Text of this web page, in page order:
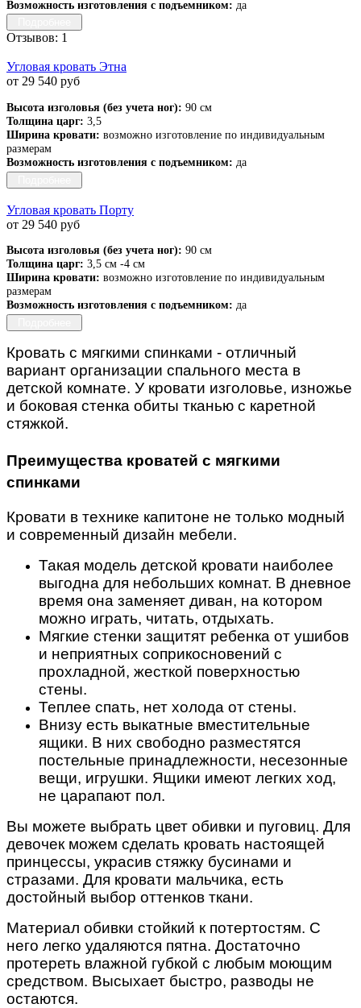
Возможность изготовления с подъемником: да
Отзывов: 1
Угловая кровать Этна
от 29 540 руб
Высота изголовья (без учета ног): 90 см
Толщина царг: 3,5
Ширина кровати: возможно изготовление по индивидуальным
размерам
Возможность изготовления с подъемником: да
Угловая кровать Порту
от 29 540 руб
Высота изголовья (без учета ног): 90 см
Толщина царг: 3,5 см -4 см
Ширина кровати: возможно изготовление по индивидуальным
размерам
Возможность изготовления с подъемником: да
Кровать с мягкими спинками - отличный
вариант организации спального места в
детской комнате. У кровати изголовье, изножье
и боковая стенка обиты тканью с каретной
стяжкой.
Преимущества кроватей с мягкими
спинками
Кровати в технике капитоне не только модный
и современный дизайн мебели.
Такая модель детской кровати наиболее
выгодна для небольших комнат. В дневное
время она заменяет диван, на котором
можно играть, читать, отдыхать.
Мягкие стенки защитят ребенка от ушибов
и неприятных соприкосновений с
прохладной, жесткой поверхностью
стены.
Теплее спать, нет холода от стены.
Внизу есть выкатные вместительные
ящики. В них свободно разместятся
постельные принадлежности, несезонные
вещи, игрушки. Ящики имеют легких ход,
не царапают пол.
Вы можете выбрать цвет обивки и пуговиц. Для
девочек можем сделать кровать настоящей
принцессы, украсив стяжку бусинами и
стразами. Для кровати мальчика, есть
достойный выбор оттенков ткани.
Материал обивки стойкий к потертостям. С
него легко удаляются пятна. Достаточно
протереть влажной губкой с любым моющим
средством. Высыхает быстро, разводы не
остаются.